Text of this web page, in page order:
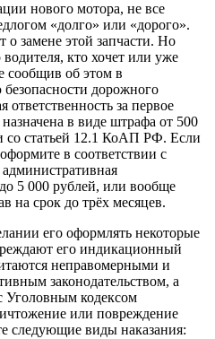
нового мотора, не все
«долго» или «дорого».
замене этой запчасти. Но
кто хочет или уже
сообщив об этом в
дорожного
за первое
в виде штрафа от 500
со статьей 12.1 КоАП РФ. Если
в соответствии с
5 000 рублей, или вообще
на срок до трёх месяцев.
его оформлять некоторые
его индикационный
неправомерными и
законодательством, а
Уголовным кодексом
или повреждение
следующие виды наказания: